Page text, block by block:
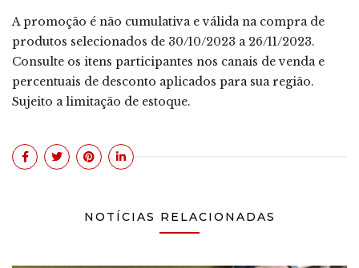
A promoção é não cumulativa e válida na compra de
produtos selecionados de 30/10/2023 a 26/11/2023.
Consulte os itens participantes nos canais de venda e
percentuais de desconto aplicados para sua região.
Sujeito a limitação de estoque.
NOTÍCIAS RELACIONADAS